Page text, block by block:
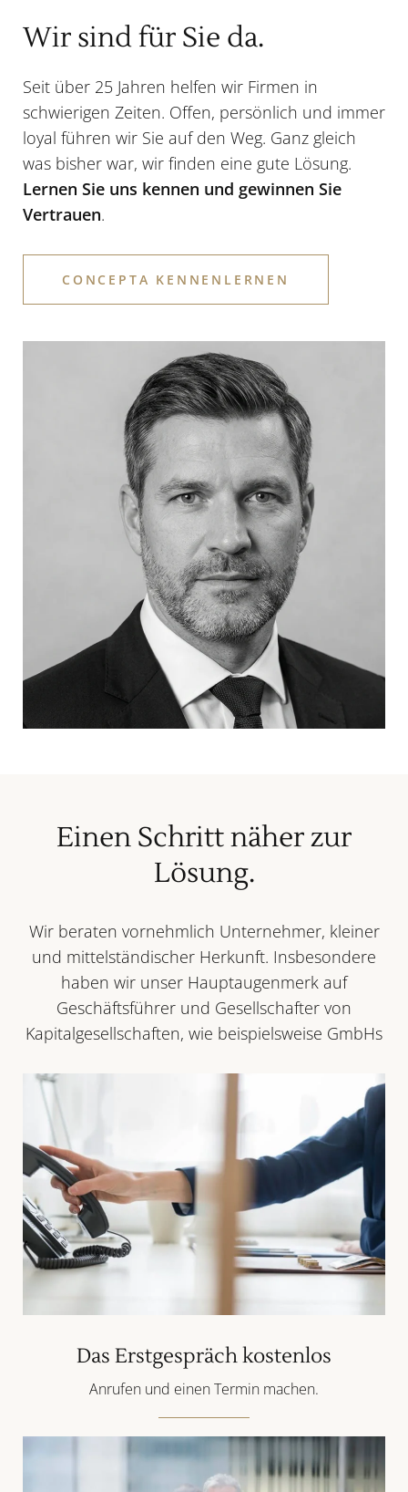
Wir sind für Sie da.
Seit über 25 Jahren helfen wir Firmen in
schwierigen Zeiten. Offen, persönlich und immer
loyal führen wir Sie auf den Weg. Ganz gleich
was bisher war, wir finden eine gute Lösung.
Lernen Sie uns kennen und gewinnen Sie
Vertrauen.
CONCEPTA KENNENLERNEN
Einen Schritt näher zur
Lösung.
Wir beraten vornehmlich Unternehmer, kleiner
und mittelständischer Herkunft. Insbesondere
haben wir unser Hauptaugenmerk auf
Geschäftsführer und Gesellschafter von
Kapitalgesellschaften, wie beispielsweise GmbHs
Das Erstgespräch kostenlos
Anrufen und einen Termin machen.